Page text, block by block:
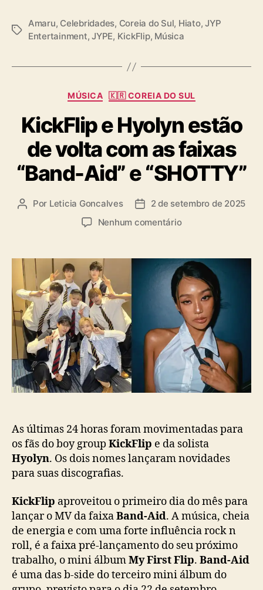
T
s
Amaru, Celebridades, Coreia do Sul, Hiato,JYP
Entertainment,JYPE, KickFlip, Música
C
t
e
g
o
r
i
a
s
MÚSICA 🇰🇷 COREIA DO SUL
KickFlip e Hyolyn estão
de volta com as faixas
“Band-Aid” e “SHOTTY”
A
r
d
o
p
o
s
t
Por Leticia Goncalves
D
d
2 de setembro de 2025
Nenhum comentárioe
i
c
k
F
l
i
p
e
H
y
o
n
e
s
d
e
v
o
l
t
a
As últimas 24 horas foram movimentadas para
os fãs do boy group KickFlip e da solista
Hyolyn. Os dois nomes lançaram novidades
para suas discografias.
KickFlip aproveitou o primeiro dia do mês para
lançar o MV da faixaBand-Aid. A música, cheia
de energia e com uma forte influência rock n
roll, é a faixa pré-lançamento do seu próximo
trabalho, o mini álbumMy First Flip. Band-Aid
é uma das b-side do terceiro mini álbum do